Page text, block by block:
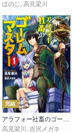
ほのじ , 高見梁川
完結
高見梁川
吉沢メガネ